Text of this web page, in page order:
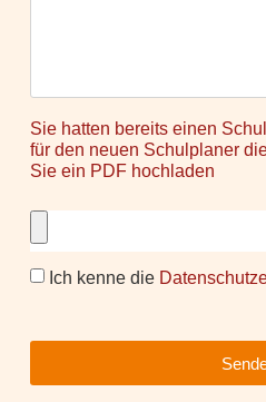
Sie hatten bereits einen
für den neuen Schulplaner
Sie ein PDF hochladen
Ich kenne die